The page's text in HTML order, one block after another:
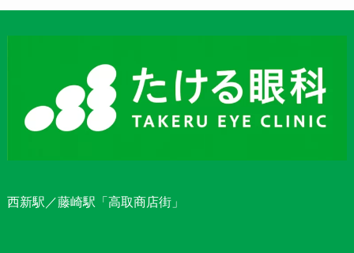
西新駅／藤崎駅「高取商店街」